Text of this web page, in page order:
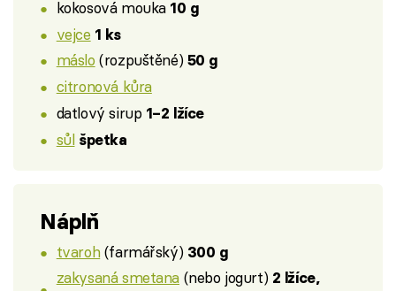
kokosová mouka 10 g
vejce 1 ks
máslo (rozpuštěné) 50 g
citronová kůra
datlový sirup 1–2 lžíce
sůl špetka
Náplň
tvaroh(farmářský) 300 g
zakysaná smetana (nebo jogurt) 2 lžíce,